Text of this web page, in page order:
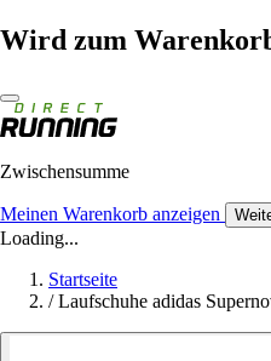
Wird zum
Zwischensumme
Meinen Warenkorb anzeigen
Loading...
Startseite
/ Laufschuhe adidas